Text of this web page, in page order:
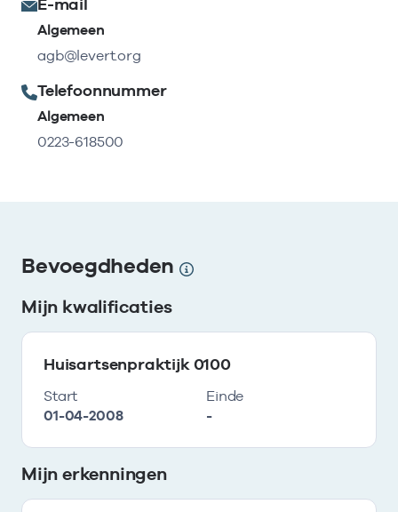
E-mail
Algemeen
agb@levert.org
Telefoonnummer
Algemeen
0223-618500
Bevoegdheden
Mijn kwalificaties
Huisartsenpraktijk 0100
Start
01-04-2008
Einde
-
Mijn erkenningen